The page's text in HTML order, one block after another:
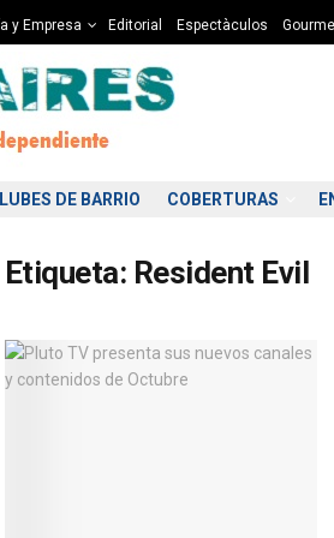
y Empresa Editorial Espectàculos
DE BARRIO COBERTURAS
Etiqueta: Resident Evil